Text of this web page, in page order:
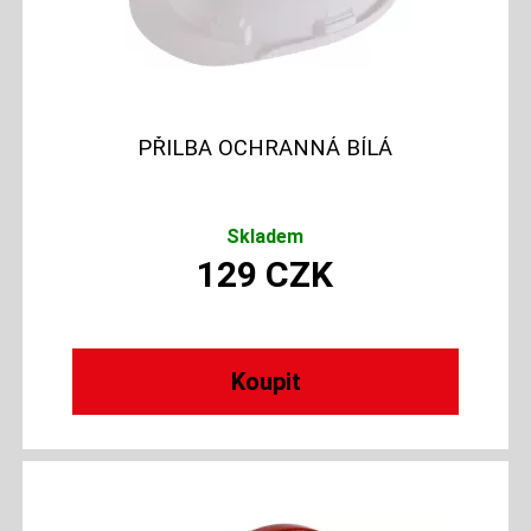
PŘILBA OCHRANNÁ BÍLÁ
Skladem
129 CZK